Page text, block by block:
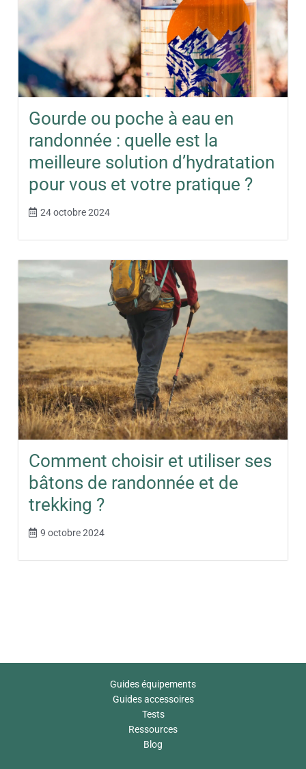
Gourde ou poche à eau en
randonnée : quelle est la
meilleure solution d’hydratation
pour vous et votre pratique ?
24 octobre 2024
Comment choisir et utiliser ses
bâtons de randonnée et de
trekking ?
9 octobre 2024
Guides équipements
Guides accessoires
Tests
Ressources
Blog